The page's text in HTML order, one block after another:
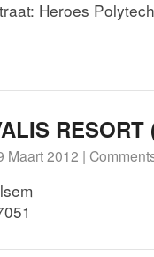
Heroes
RESORT
Maart 2012 |